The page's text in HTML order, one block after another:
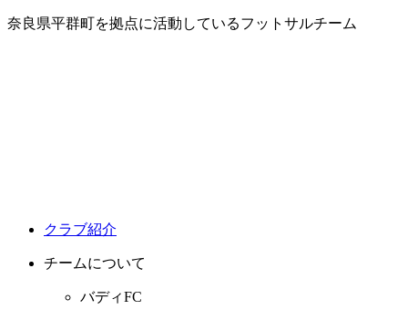
奈良県平群町を拠点に活動しているフットサルチーム
クラブ紹介
チームについて
バディFC